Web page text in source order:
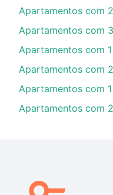
comprar um
Apartamentos com
Apartamentos com
Apartamentos com
Apartamentos com
Apartamentos com
Apartamentos com